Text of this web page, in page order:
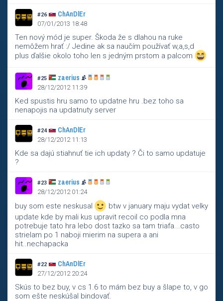
#26 ChAnDlEr
07/01/2013 18:48
Ten nový mód je super. Škoda že s dlahou na ruke
nemôžem hrať :/ Jedine ak sa naučím používať w,a,s,d
plus ďalšie okolo toho len s jedným prstom a palcom
#25 zaerius
28/12/2012 11:39
Ked spustis hru samo to updatne hru .bez toho sa
nenapojis na updatnuty server
#24 ChAnDlEr
28/12/2012 11:13
Kde sa dajú stiahnuť tie ich updaty ? Či to samo updatuje
?
#23 zaerius
28/12/2012 01:24
buy som este neskusal
btw v january maju vydat velky
update kde by mali kus upravit recoil co podla mna
potrebuje tato hra lebo dost tazko sa tam triafa...casto
strielam po 1 naboji mierim na supera a ani
hit..nechapacka
#22 ChAnDlEr
27/12/2012 20:24
Skús to bez buy, v cs 1.6 to mám bez buy a šlape to, v go
som ešte neskúšal bindovať.